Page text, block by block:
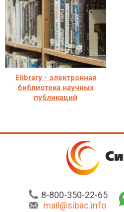
Elibrary - электронная
библиотека научных
публикаций
8-800-350-22-65
mail@sibac.info